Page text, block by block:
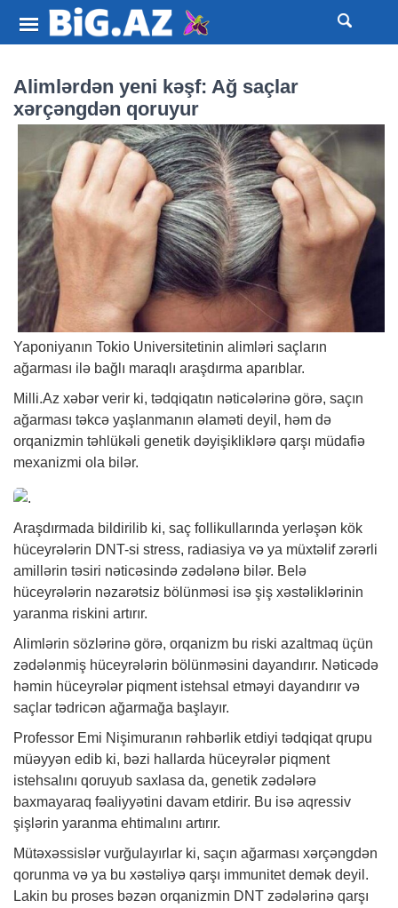
Alimlərdən yeni kəşf: Ağ saçlar
xərçəngdən qoruyur
Yaponiyanın Tokio Universitetinin alimləri saçların
ağarması ilə bağlı maraqlı araşdırma aparıblar.
Milli.Az xəbər verir ki, tədqiqatın nəticələrinə görə, saçın
ağarması təkcə yaşlanmanın əlaməti deyil, həm də
orqanizmin təhlükəli genetik dəyişikliklərə qarşı müdafiə
mexanizmi ola bilər.
Araşdırmada bildirilib ki, saç follikullarında yerləşən kök
hüceyrələrin DNT-si stress, radiasiya və ya müxtəlif zərərli
amillərin təsiri nəticəsində zədələnə bilər. Belə
hüceyrələrin nəzarətsiz bölünməsi isə şiş xəstəliklərinin
yaranma riskini artırır.
Alimlərin sözlərinə görə, orqanizm bu riski azaltmaq üçün
zədələnmiş hüceyrələrin bölünməsini dayandırır. Nəticədə
həmin hüceyrələr piqment istehsal etməyi dayandırır və
saçlar tədricən ağarmağa başlayır.
Professor Emi Nişimuranın rəhbərlik etdiyi tədqiqat qrupu
müəyyən edib ki, bəzi hallarda hüceyrələr piqment
istehsalını qoruyub saxlasa da, genetik zədələrə
baxmayaraq fəaliyyətini davam etdirir. Bu isə aqressiv
şişlərin yaranma ehtimalını artırır.
Mütəxəssislər vurğulayırlar ki, saçın ağarması xərçəngdən
qorunma və ya bu xəstəliyə qarşı immunitet demək deyil.
Lakin bu proses bəzən orqanizmin DNT zədələrinə qarşı